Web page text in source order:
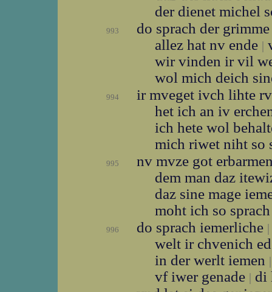
der dienet michel
993
do sprach der
allez hat nv ende |
wir vinden ir vil
wol mich deich
994
ir mveget ivch lihte
het ich an iv
ich hete wol
mich riwet niht so
995
nv mvze got
dem man daz
daz sine mage
moht ich so
996 do sprach iemerliche |
welt ir chvenich
in der werlt iemen |
vf iwer genade | di